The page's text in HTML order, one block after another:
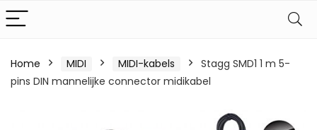
Home MIDI MIDI-kabels
Stagg SMD1 1 m 5-
pins DIN mannelijke connector midikabel